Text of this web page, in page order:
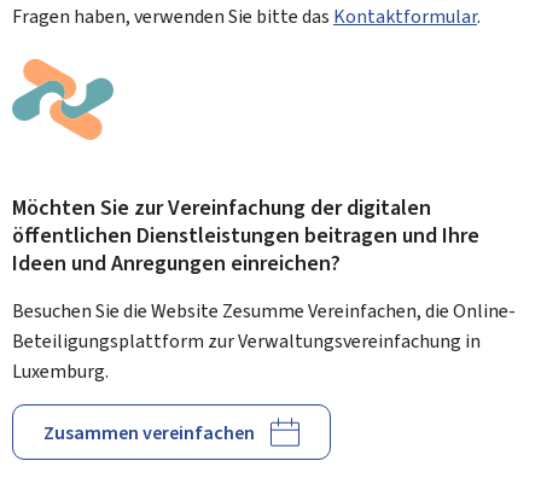
Fragen haben, verwenden Sie bitte das Kontaktformular.
Möchten Sie zur Vereinfachung der digitalen
öffentlichen Dienstleistungen beitragen und Ihre
Ideen und Anregungen einreichen?
Besuchen Sie die Website Zesumme Vereinfachen, die Online-
Beteiligungsplattform zur Verwaltungsvereinfachung in
Luxemburg.
Zusammen vereinfachen